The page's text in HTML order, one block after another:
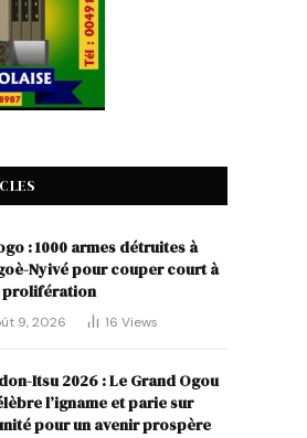
: 1000 armes détruites à
Nyivé pour couper court à
prolifération
9, 2026 16 Views
Itsu 2026 : Le Grand Ogou
l’igname et parie sur
pour un avenir prospère